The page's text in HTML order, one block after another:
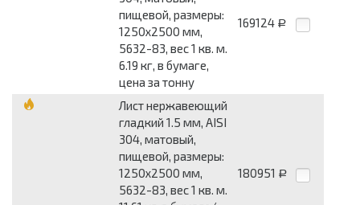
пищевой, размеры:
1250x2500 мм,
5632-83, вес 1 кв. м.
6.19 кг, в бумаге,
цена за тонну
169124 Р
Лист нержавеющий
гладкий 1.5 мм, AISI
304, матовый,
пищевой, размеры:
1250x2500 мм,
5632-83, вес 1 кв. м.
180951 Р